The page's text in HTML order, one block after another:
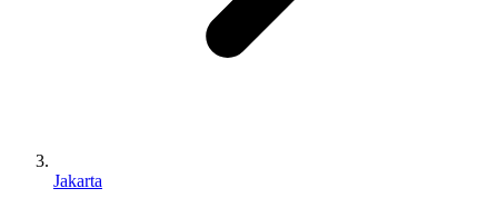
Jakarta